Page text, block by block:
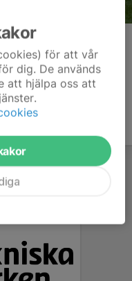
för att vår
dig. De används
att hjälpa oss att